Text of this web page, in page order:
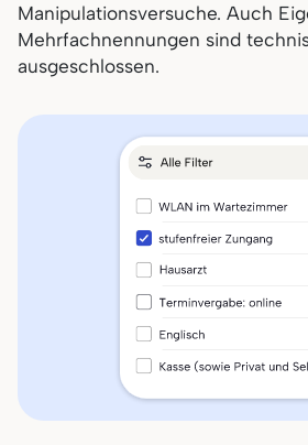
Manipulationsversuche. Auch
Mehrfachnennungen sind
ausgeschlossen.